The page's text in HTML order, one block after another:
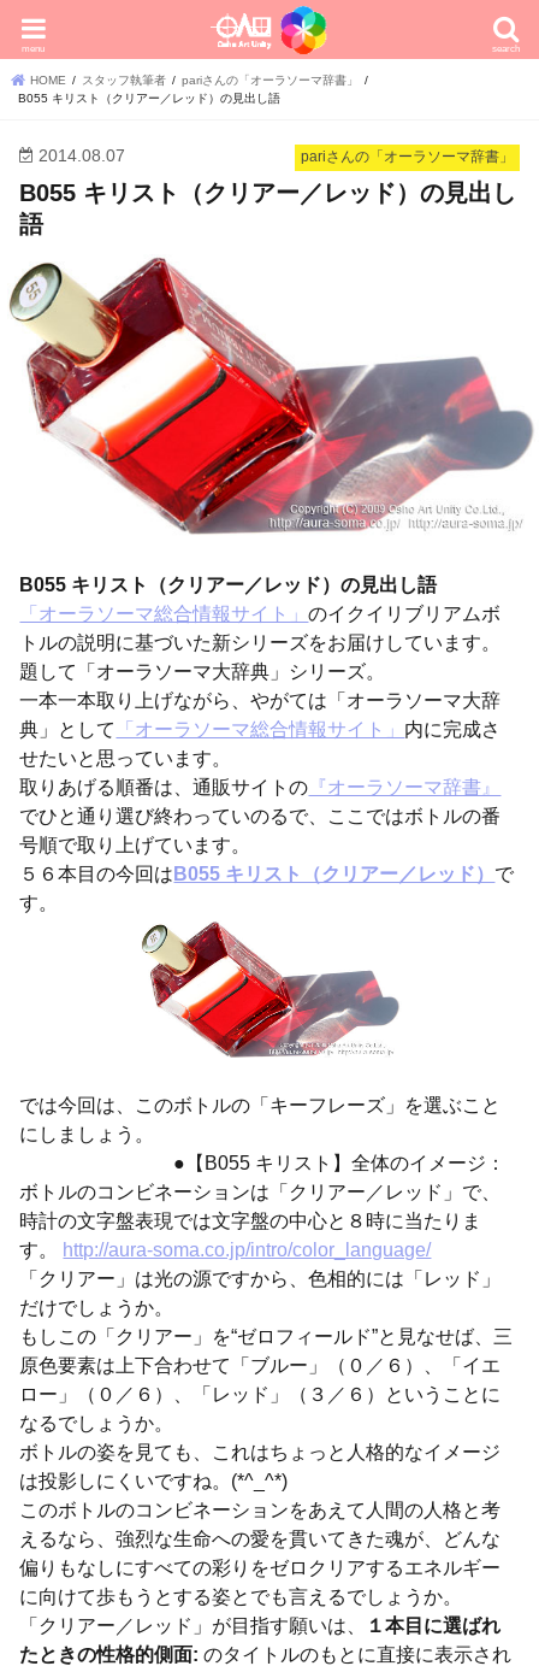
search
menu
HOME スタッフ執筆者
pariさんの「オーラソーマ辞書」
B055 キリスト（クリアー／レッド）の見出し語
pariさんの「オーラソーマ辞書」
2014.08.07
B055 キリスト（クリアー／レッド）の見出し
語
B055 キリスト（クリアー／レッド）の見出し語
「オーラソーマ総合情報サイト」のイクイリブリアムボ
トルの説明に基づいた新シリーズをお届けしています。
題して「オーラソーマ大辞典」シリーズ。
一本一本取り上げながら、やがては「オーラソーマ大辞
典」として
「オーラソーマ総合情報サイト」 内に完成さ
せたいと思っています。
取りあげる順番は、通販サイトの 『オーラソーマ辞書』
でひと通り選び終わっていのるで、ここではボトルの番
号順で取り上げています。
５６本目の今回はB055 キリスト（クリアー／レッド） で
す。
では今回は、このボトルの「キーフレーズ」を選ぶこと
にしましょう。
●【B055 キリスト】全体のイメージ：
ボトルのコンビネーションは「クリアー／レッド」で、
時計の文字盤表現では文字盤の中心と８時に当たりま
す。 http://aura-soma.co.jp/intro/color_language/
「クリアー」は光の源ですから、色相的には「レッド」
だけでしょうか。
もしこの「クリアー」を“ゼロフィールド”と見なせば、三
原色要素は上下合わせて「ブルー」（０／６）、「イエ
ロー」（０／６）、「レッド」（３／６）ということに
なるでしょうか。
ボトルの姿を見ても、これはちょっと人格的なイメージ
は投影しにくいですね。(*^_^*)
このボトルのコンビネーションをあえて人間の人格と考
えるなら、強烈な生命への愛を貫いてきた魂が、どんな
偏りもなしにすべての彩りをゼロクリアするエネルギー
に向けて歩もうとする姿とでも言えるでしょうか。
「クリアー／レッド」が目指す願いは、
１本目に選ばれ
たときの性格的側面:のタイトルのもとに直接に表示され